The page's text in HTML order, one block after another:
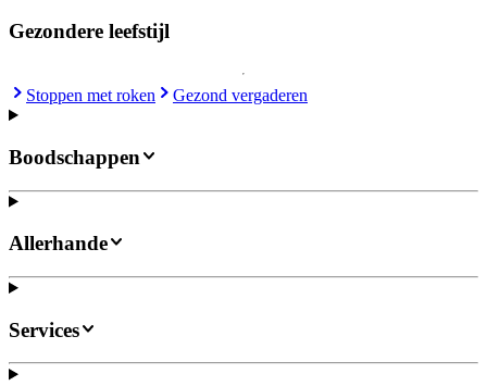
Gezondere leefstijl
Stoppen met roken Gezond vergaderen
Boodschappen
Allerhande
Services